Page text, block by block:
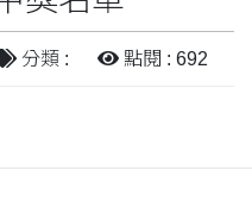
分類 : 點閱 : 692